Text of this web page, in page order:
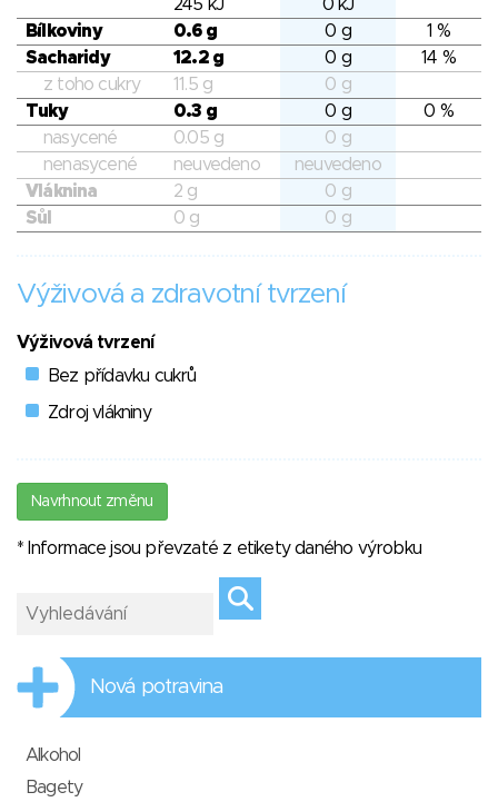
245 kJ
0 kJ
Bílkoviny
0.6 g 0 g
1 %
Sacharidy
12.2 g 0 g
14 %
z toho cukry
11.5 g
0 g
Tuky
0.3 g 0 g
0 %
nasycené
0.05 g
0 g
nenasycené
neuvedeno
neuvedeno
Vláknina
2 g
0 g
Sůl
0 g 0 g
Výživová a zdravotní tvrzení
Výživová tvrzení
Bez přídavku cukrů
Zdroj vlákniny
Navrhnout změnu
* Informace jsou převzaté z etikety daného výrobku
Nová potravina
Alkohol
Bagety